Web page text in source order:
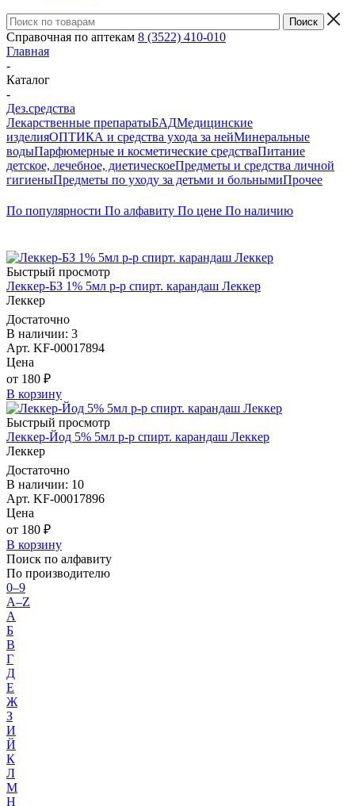
Справочная по аптекам 8 (3522) 410-010
Главная
-
Каталог
-
Дез.средства
Лекарственные препаратыБАДМедицинские
изделияОПТИКА и средства ухода за нейМинеральные
водыПарфюмерные и косметические средстваПитание
детское, лечебное, диетическоеПредметы и средства личной
гигиеныПредметы по уходу за детьми и больнымиПрочее
По популярности По алфавиту По цене По наличию
Быстрый просмотр
Леккер-БЗ 1% 5мл р-р спирт. карандаш Леккер
Леккер
Достаточно
В наличии: 3
Арт. KF-00017894
Цена
от 180 ₽
В корзину
Быстрый просмотр
Леккер-Йод 5% 5мл р-р спирт. карандаш Леккер
Леккер
Достаточно
В наличии: 10
Арт. KF-00017896
Цена
от 180 ₽
В корзину
Поиск по алфавиту
По производителю
0–9
A–Z
А
Б
В
Г
Д
Е
Ж
З
И
Й
К
Л
М
Н